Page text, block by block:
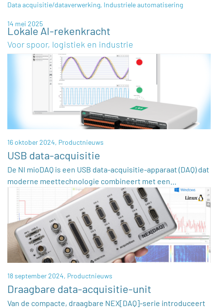
Data acquisitie/dataverwerking, Industriele automatisering
14 mei 2025
Lokale AI-rekenkracht
Voor spoor, logistiek en industrie
16 oktober 2024, Productnieuws
USB data-acquisitie
De NI mioDAQ is een USB data-acquisitie-apparaat (DAQ) dat
moderne meettechnologie combineert met een…
18 september 2024, Productnieuws
Draagbare data-acquisitie-unit
Van de compacte, draagbare NEX[DAQ]-serie introduceert